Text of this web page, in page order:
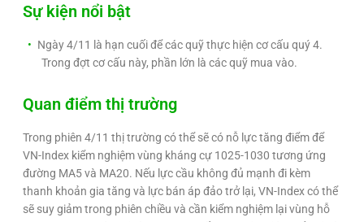
Sự kiện nổi bật
Ngày 4/11 là hạn cuối để các quỹ thực hiện cơ cấu quý 4.
Trong đợt cơ cấu này, phần lớn là các quỹ mua vào.
Quan điểm thị trường
Trong phiên 4/11 thị trường có thể sẽ có nỗ lực tăng điểm để
VN-Index kiểm nghiệm vùng kháng cự 1025-1030 tương ứng
đường MA5 và MA20. Nếu lực cầu không đủ mạnh đi kèm
thanh khoản gia tăng và lực bán áp đảo trở lại, VN-Index có thể
sẽ suy giảm trong phiên chiều và cần kiểm nghiệm lại vùng hỗ